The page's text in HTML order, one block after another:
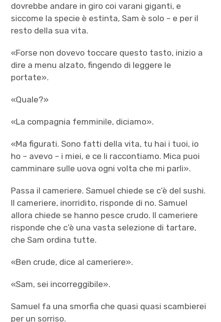
dovrebbe andare in giro coi varani giganti, e
siccome la specie è estinta, Sam è solo – e per il
resto della sua vita.
«Forse non dovevo toccare questo tasto, inizio a
dire a menu alzato, fingendo di leggere le
portate».
«Quale?»
«La compagnia femminile, diciamo».
«Ma figurati. Sono fatti della vita, tu hai i tuoi, io
ho – avevo – i miei, e ce li raccontiamo. Mica puoi
camminare sulle uova ogni volta che mi parli».
Passa il cameriere. Samuel chiede se c’è del sushi.
Il cameriere, inorridito, risponde di no. Samuel
allora chiede se hanno pesce crudo. Il cameriere
risponde che c’è una vasta selezione di tartare,
che Sam ordina tutte.
«Ben crude, dice al cameriere».
«Sam, sei incorreggibile».
Samuel fa una smorfia che quasi quasi scambierei
per un sorriso.